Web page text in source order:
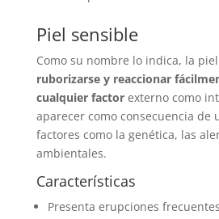
Piel sensible
Como su nombre lo indica, la
ruborizarse y reaccionar
cualquier factor externo como
aparecer como consecuencia de
factores como la genética, las
ambientales.
Características
Presenta erupciones